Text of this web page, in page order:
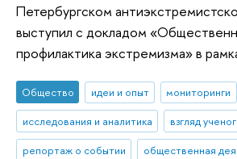
Петербургском
выступил с докладом
профилактика экстремизма» в
Общество идеи и опыт мониторинги
исследования и аналитика
взгляд
репортаж о событии
общественная